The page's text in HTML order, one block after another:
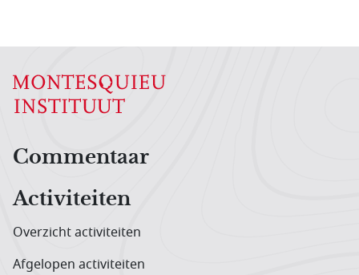
Hoofdnavigatiemenu
Commentaar
Activiteiten
Overzicht activiteiten
Afgelopen activiteiten